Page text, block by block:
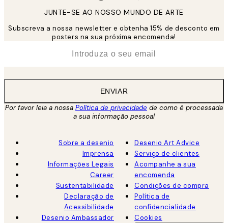
JUNTE-SE AO NOSSO MUNDO DE ARTE
Subscreva a nossa newsletter e obtenha 15% de desconto em
posters na sua próxima encomenda!
ENVIAR
Por favor leia a nossa Política de privacidade de como é processada
a sua informação pessoal
Sobre a desenio
Imprensa
Informações Legais
Career
Sustentabilidade
Declaração de
Acessibilidade
Desenio Ambassador
Desenio Art Advice
Serviço de clientes
Acompanhe a sua
encomenda
Condições de compra
Política de
confidencialidade
Cookies